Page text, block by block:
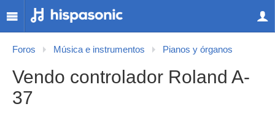
Foros Música e instrumentos Pianos y órganos
Vendo controlador Roland A-
37